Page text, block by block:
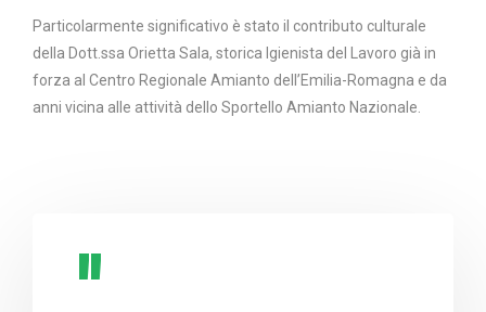
Particolarmente significativo è stato il contributo culturale
della Dott.ssa Orietta Sala, storica Igienista del Lavoro già in
forza al Centro Regionale Amianto dell’Emilia-Romagna e da
anni vicina alle attività dello Sportello Amianto Nazionale.